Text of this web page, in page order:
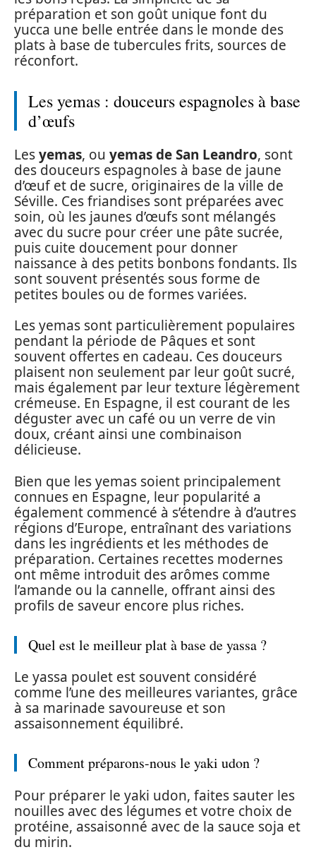
préparation et son goût unique font du
yucca une belle entrée dans le monde des
plats à base de tubercules frits, sources de
réconfort.
Les yemas : douceurs espagnoles à base
d’œufs
Lesyemas, ou yemas de San Leandro, sont
des douceurs espagnoles à base de jaune
d’œuf et de sucre, originaires de la ville de
Séville. Ces friandises sont préparées avec
soin, où les jaunes d’œufs sont mélangés
avec du sucre pour créer une pâte sucrée,
puis cuite doucement pour donner
naissance à des petits bonbons fondants. Ils
sont souvent présentés sous forme de
petites boules ou de formes variées.
Les yemas sont particulièrement populaires
pendant la période de Pâques et sont
souvent offertes en cadeau. Ces douceurs
plaisent non seulement par leur goût sucré,
mais également par leur texture légèrement
crémeuse. En Espagne, il est courant de les
déguster avec un café ou un verre de vin
doux, créant ainsi une combinaison
délicieuse.
Bien que les yemas soient principalement
connues en Espagne, leur popularité a
également commencé à s’étendre à d’autres
régions d’Europe, entraînant des variations
dans les ingrédients et les méthodes de
préparation. Certaines recettes modernes
ont même introduit des arômes comme
l’amande ou la cannelle, offrant ainsi des
profils de saveur encore plus riches.
Quel est le meilleur plat à base de yassa ?
Le yassa poulet est souvent considéré
comme l’une des meilleures variantes, grâce
à sa marinade savoureuse et son
assaisonnement équilibré.
Comment préparons-nous le yaki udon ?
Pour préparer le yaki udon, faites sauter les
nouilles avec des légumes et votre choix de
protéine, assaisonné avec de la sauce soja et
du mirin.